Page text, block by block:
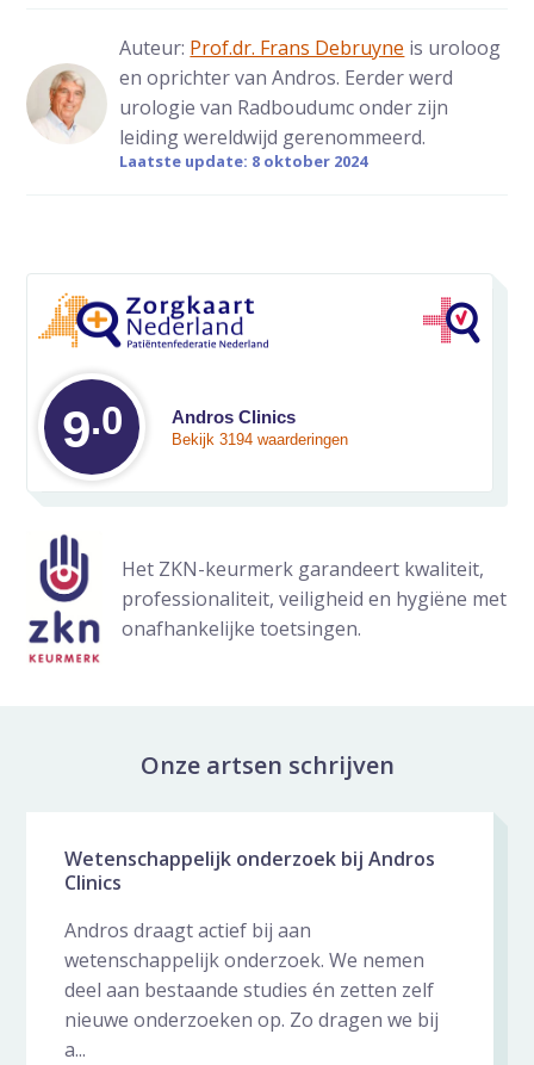
Auteur: Prof.dr. Frans Debruyne is uroloog
en oprichter van Andros. Eerder werd
urologie van Radboudumc onder zijn
leiding wereldwijd gerenommeerd.
Laatste update: 8 oktober 2024
Het ZKN-keurmerk garandeert kwaliteit,
professionaliteit, veiligheid en hygiëne met
onafhankelijke toetsingen.
Gemiddelde
9.0 Andros Clinics
Bekijk 3194 waarderingen
Onze artsen schrijven
Wetenschappelijk onderzoek bij Andros
Clinics
Andros draagt actief bij aan
wetenschappelijk onderzoek. We nemen
deel aan bestaande studies én zetten zelf
nieuwe onderzoeken op. Zo dragen we bij
a...